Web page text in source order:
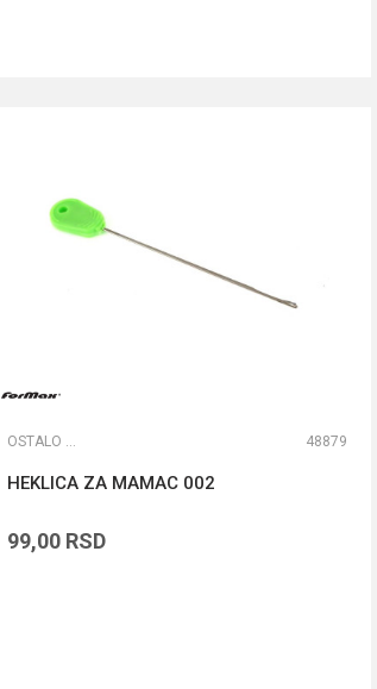
OSTALO ŠARANSKO 48879
HEKLICA ZA MAMAC 002
99,00 RSD